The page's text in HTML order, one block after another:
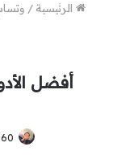
الرئيسية /
أفضل